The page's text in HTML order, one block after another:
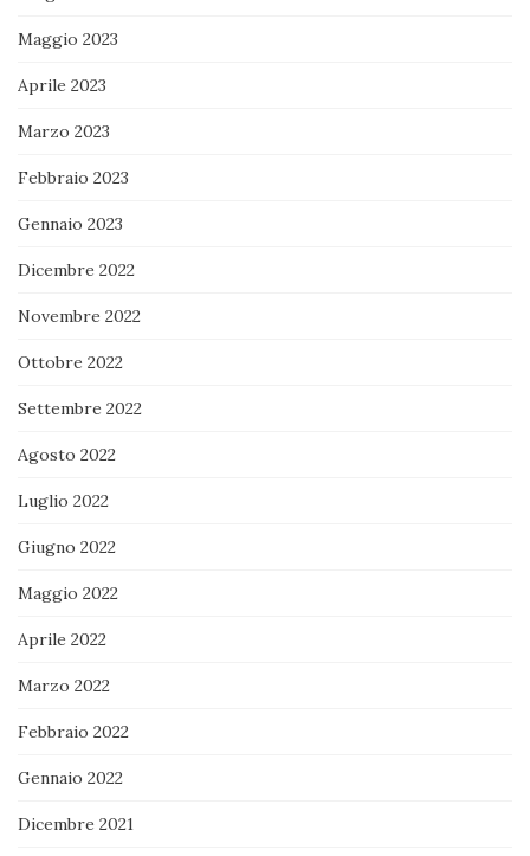
Maggio 2023
Aprile 2023
Marzo 2023
Febbraio 2023
Gennaio 2023
Dicembre 2022
Novembre 2022
Ottobre 2022
Settembre 2022
Agosto 2022
Luglio 2022
Giugno 2022
Maggio 2022
Aprile 2022
Marzo 2022
Febbraio 2022
Gennaio 2022
Dicembre 2021